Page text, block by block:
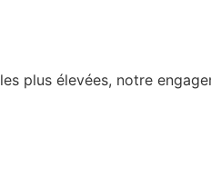
plus élevées, notre